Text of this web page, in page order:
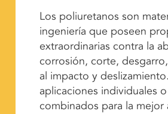
Los poliuretanos son
ingeniería que poseen
extraordinarias contra la
corrosión, corte,
al impacto y
aplicaciones individuales o
combinados para la mejor